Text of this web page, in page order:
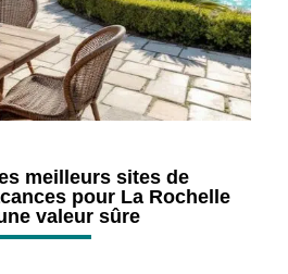
meilleurs sites de
pour La Rochelle
valeur sûre